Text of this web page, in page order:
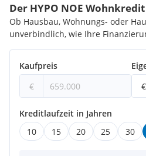
Der HYPO NOE Wohnkredit
Ob Hausbau, Wohnungs- oder
unverbindlich, wie Ihre
Kaufpreis
€
€
Kreditlaufzeit in Jahren
10
15 20 25 30